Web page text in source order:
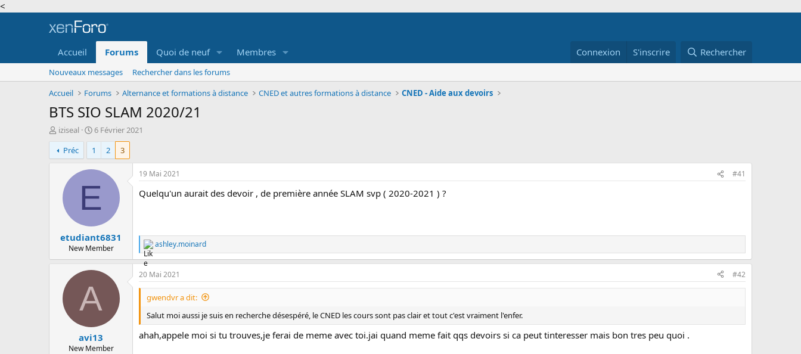
<
Accueil Forums Quoi de neuf Membres Connexion S'inscrire Rechercher
Nouveaux messages
Rechercher dans les forums
Accueil
Forums Alternance et formations à distance CNED et autres formations à distance CNED - Aide aux devoirs
BTS SIO SLAM 2020/21
A
u
t
e
d
s
iziseal
D
a
t
e
d
d
é
u
t
6 Février 2021
Préc
1 2 3
E
etudiant6831
New Member
19 Mai 2021 #41
Quelqu'un aurait des devoir , de première année SLAM svp ( 2020-2021 ) ?
R
e
a
c
t
n
s
:
ashley.moinard
A
avi13
New Member
20 Mai 2021 #42
gwendvr a dit:
Salut moi aussi je suis en recherche désespéré, le CNED les cours sont pas clair et tout c'est vraiment l'enfer.
ahah,appele moi si tu trouves,je ferai de meme avec toi.jai quand meme fait qqs devoirs si ca peut tinteresser mais bon tres peu quoi .